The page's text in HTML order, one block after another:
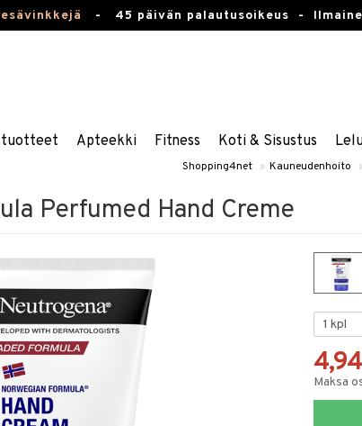
- 45 päivän palautusoikeus -
Apteekki Fitness Koti & Sisustus
Shopping4net » Kauneudenhoito »
Perfumed Hand Creme
4,94
Maksa